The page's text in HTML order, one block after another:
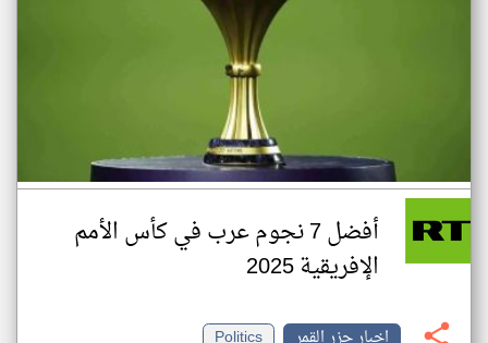
أفضل 7 نجوم عرب في كأس الأمم
الإفريقية 2025